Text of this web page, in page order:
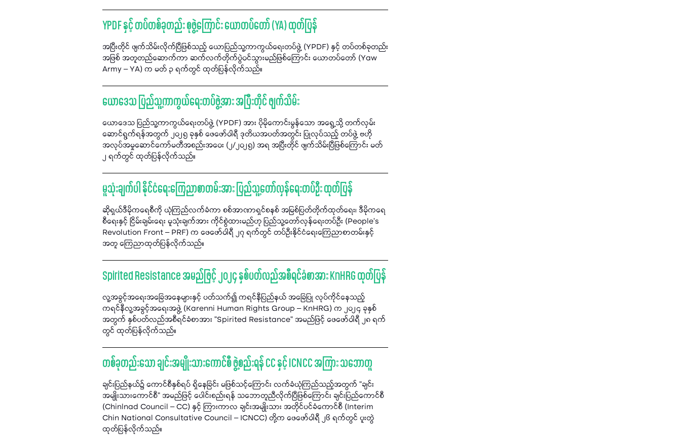
YPDF နှင့် တပ်တစ်ခုတည်း စုဖွဲ့ကြောင်း ယောတပ်တော် (YA) ထုတ်ပြန်
အပြီးတိုင် ဖျက်သိမ်းလိုက်ပြီဖြစ်သည့် ယောပြည်သူ့ကာကွယ်ရေးတပ်ဖွဲ့ (YPDF) နှင့် တပ်တစ်ခုတည်း
အဖြစ် အတူတည်ဆောက်ကာ ဆက်လက်တိုက်ပွဲဝင်သွားမည်ဖြစ်ကြောင်း ယောတပ်တော် (Yaw
Army – YA) က မတ် ၃ ရက်တွင် ထုတ်ပြန်လိုက်သည်။
ယောဒေသ ပြည်သူ့ကာကွယ်ရေးတပ်ဖွဲ့အား အပြီးတိုင် ဖျက်သိမ်း
ယောဒေသ ပြည်သူ့ကာကွယ်ရေးတပ်ဖွဲ့ (YPDF) အား ပိုမိုကောင်းမွန်သော အရွေ့သို့ တက်လှမ်း
ဆောင်ရွက်ရန်အတွက် ၂၀၂၅ ခုနှစ် ဖေဖော်ဝါရီ ဒုတိယအပတ်အတွင်း ပြုလုပ်သည့် တပ်ဖွဲ့ ဗဟို
အလုပ်အမှုဆောင်ကော်မတီအစည်းအဝေး (၂/၂၀၂၅) အရ အပြီးတိုင် ဖျက်သိမ်းပြီဖြစ်ကြောင်း မတ်
၂ ရက်တွင် ထုတ်ပြန်လိုက်သည်။
မူသုံးချက်ပါ နိုင်ငံရေးကြေညာစာတမ်းအား ပြည်သူ့တော်လှန်ရေးတပ်ဦး ထုတ်ပြန်
ဆိုရှယ်ဒီမိုကရေစီကို ယုံကြည်လက်ခံကာ စစ်အာဏာရှင်စနစ် အမြစ်ပြတ်တိုက်ထုတ်ရေး၊ ဒီမိုကရေ
စီရေးနှင့် ငြိမ်းချမ်းရေး မူသုံးချက်အား ကိုင်စွဲထားမည်ဟု ပြည်သူ့တော်လှန်ရေးတပ်ဦး (People’s
Revolution Front – PRF) က ဖေဖော်ဝါရီ ၂၇ ရက်တွင် တပ်ဦးနိုင်ငံရေးကြေညာစာတမ်းနှင့်
အတူ ကြေညာထုတ်ပြန်လိုက်သည်။
Spirited Resistance အမည်ဖြင့် ၂၀၂၄ နှစ်ပတ်လည်အစီရင်ခံစာအား KnHRG ထုတ်ပြန်
လူ့အခွင့်အရေးအခြေအနေများနှင့် ပတ်သက်၍ ကရင်နီပြည်နယ် အခြေပြု လုပ်ကိုင်နေသည့်
ကရင်နီလူ့အခွင့်အရေးအဖွဲ့ (Karenni Human Rights Group – KnHRG) က ၂၀၂၄ ခုနှစ်
အတွက် နှစ်ပတ်လည်အစီရင်ခံစာအား "Spirited Resistance” အမည်ဖြင့် ဖေဖော်ဝါရီ ၂၈ ရက်
တွင် ထုတ်ပြန်လိုက်သည်။
တစ်ခုတည်းသော ချင်းအမျိုးသားကောင်စီ ဖွဲ့စည်းရန် CC နှင့် ICNCC အကြား သဘောတူ
ချင်းပြည်နယ်၌ ကောင်စီနှစ်ရပ် ရှိနေခြင်း မဖြစ်သင့်ကြောင်း လက်ခံယုံကြည်သည့်အတွက် "ချင်း
အမျိုးသားကောင်စီ" အမည်ဖြင့် ပေါင်းစည်းရန် သဘောတူညီလိုက်ပြီဖြစ်ကြောင်း ချင်းပြည်ကောင်စီ
(Chinlnad Council – CC) နှင့် ကြားကာလ ချင်းအမျိုးသား အတိုင်ပင်ခံကောင်စီ (Interim
Chin National Consultative Council – ICNCC) တို့က ဖေဖော်ဝါရီ ၂၆ ရက်တွင် ပူးတွဲ
ထုတ်ပြန်လိုက်သည်။